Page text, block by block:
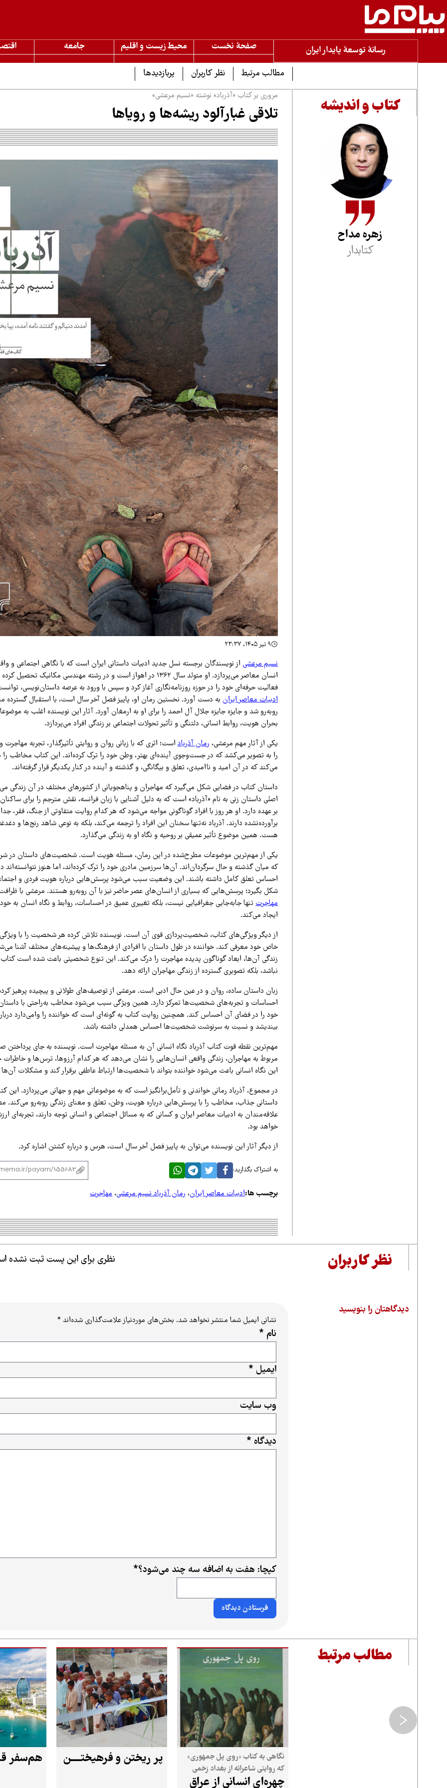
رسانۀ توسعۀ پایدار ایران صفحۀ نخست محیط زیست و اقلیم جامعه
مطالب مرتبط نظر کاربران پربازدیدها
کتاب و اندیشه
زهره مداح
کتابدار
مروری بر کتاب «آذرباد» نوشته «نسیم مرعشی»
تلاقی غبارآلود ریشه‌ها و رویاها
۹ تیر ۱۴۰۵، ۲۳:۳۷
نسیم مرعشی از نویسندگان برجسته نسل جدید ادبیات داستانی ایران است که با نگاهی اجتماعی و
انسان معاصر می‌پردازد. او متولد سال ۱۳۶۲ در اهواز است و در رشته مهندسی مکانیک
فعالیت حرفه‌ای خود را در حوزه روزنامه‌نگاری آغاز کرد و سپس با ورود به عرصه داستان‌نویسی،
ادبیات معاصر ایران به دست آورد. نخستین رمان او، پاییز فصل آخر سال است، با استقبال گسترده
روبه‌رو شد و جایزه جایزه جلال آل احمد را برای او به ارمغان آورد. آثار این نویسنده اغلب به
بحران هویت، روابط انسانی، دلتنگی و تأثیر تحولات اجتماعی بر زندگی افراد می‌پردازد.
یکی از آثار مهم مرعشی،رمان آذرباداست؛ اثری که با زبانی روان و روایتی تأثیرگذار، تجربه
را به تصویر می‌کشد که در جست‌وجوی آینده‌ای بهتر، وطن خود را ترک کرده‌اند. این کتاب مخاطب را
می‌کند که در آن امید و ناامیدی، تعلق و بیگانگی، و گذشته و آینده در کنار یکدیگر قرار گرفته‌اند.
داستان کتاب در فضایی شکل می‌گیرد که مهاجران و پناهجویانی از کشورهای مختلف در آن
اصلی داستان زنی به نام «آذرباد» است که به دلیل آشنایی با زبان فرانسه، نقش مترجم را برای
بر عهده دارد. او هر روز با افراد گوناگونی مواجه می‌شود که هر کدام روایت متفاوتی از جنگ، فقر،
برآورده‌نشده دارند. آذرباد نه‌تنها سخنان این افراد را ترجمه می‌کند، بلکه به نوعی شاهد رنج‌ها و
هست. همین موضوع تأثیر عمیقی بر روحیه و نگاه او به زندگی می‌گذارد.
یکی از مهم‌ترین موضوعات مطرح‌شده در این رمان، مسئله هویت است. شخصیت‌های داستان در
که میان گذشته و حال سرگردان‌اند. آن‌ها سرزمین مادری خود را ترک کرده‌اند، اما هنوز نتوانسته‌اند
احساس تعلق کامل داشته باشند. این وضعیت سبب می‌شود پرسش‌هایی درباره هویت فردی و
شکل بگیرد؛ پرسش‌هایی که بسیاری از انسان‌های عصر حاضر نیز با آن روبه‌رو هستند. مرعشی با
مهاجرتتنها جابه‌جایی جغرافیایی نیست، بلکه تغییری عمیق در احساسات، روابط و نگاه انسان به
ایجاد می‌کند.
از دیگر ویژگی‌های کتاب، شخصیت‌پردازی قوی آن است. نویسنده تلاش کرده هر شخصیت را با
خاص خود معرفی کند. خواننده در طول داستان با افرادی از فرهنگ‌ها و پیشینه‌های مختلف آشنا
زندگی آن‌ها، ابعاد گوناگون پدیده مهاجرت را درک می‌کند. این تنوع شخصیتی باعث شده است
نباشد، بلکه تصویری گسترده از زندگی مهاجران ارائه دهد.
زبان داستان ساده، روان و در عین حال ادبی است. مرعشی از توصیف‌های طولانی و پیچیده پرهیز
احساسات و تجربه‌های شخصیت‌ها تمرکز دارد. همین ویژگی سبب می‌شود مخاطب به‌راحتی با داستان
خود را در فضای آن احساس کند. همچنین روایت کتاب به گونه‌ای است که خواننده را وامی‌دارد
بیندیشد و نسبت به سرنوشت شخصیت‌ها احساس همدلی داشته باشد.
مهم‌ترین نقطه قوت کتاب آذرباد نگاه انسانی آن به مسئله مهاجرت است. نویسنده به جای پرداختن
مربوط به مهاجران، زندگی واقعی انسان‌هایی را نشان می‌دهد که هر کدام آرزوها، ترس‌ها و
این نگاه انسانی باعث می‌شود خواننده بتواند با شخصیت‌ها ارتباط عاطفی برقرار کند و مشکلات آن‌ها
در مجموع، آذرباد رمانی خواندنی و تأمل‌برانگیز است که به موضوعاتی مهم و جهانی می‌پردازد. این
داستانی جذاب، مخاطب را با پرسش‌هایی درباره هویت، وطن، تعلق و معنای زندگی روبه‌رو می‌کند.
علاقه‌مندان به ادبیات معاصر ایران و کسانی که به مسائل اجتماعی و انسانی توجه دارند، تجربه‌ای
خواهد بود.
از دیگر آثار این نویسنده می‌توان به پاییز فصل آخر سال است، هرس و درباره کشتن اشاره کرد.
به اشتراک بگذارید:
برچسب ها:ادبیات معاصر ایران،رمان آذرباد نسیم مرعشی،مهاجرت
نظر کاربران نظری برای این پست ثبت نشده
دیدگاهتان را بنویسید
نشانی ایمیل شما منتشر نخواهد شد. بخش‌های موردنیاز علامت‌گذاری شده‌اند*
دیدگاه *
نام *
ایمیل *
وب‌ سایت
کپچا: هفت به اضافه سه چند می‌شود؟*
مطالب مرتبط
نگاهی به کتاب «روی پل جمهوری»
که روایتی شاعرانه از بغداد زخمی
است
چهره‌ای انسانی از عراق
پر ریختن و فرهیختــــن هم‌سفر